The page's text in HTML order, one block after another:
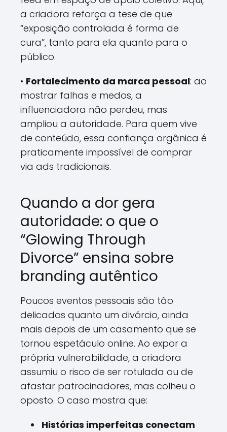
a criadora reforça a tese de que
“exposição controlada é forma de
cura”, tanto para ela quanto para o
público.
• Fortalecimento da marca pessoal: ao
mostrar falhas e medos, a
influenciadora não perdeu, mas
ampliou a autoridade. Para quem vive
de conteúdo, essa confiança orgânica é
praticamente impossível de comprar
via ads tradicionais.
Quando a dor gera
autoridade: o que o
“Glowing Through
Divorce” ensina sobre
branding autêntico
Poucos eventos pessoais são tão
delicados quanto um divórcio, ainda
mais depois de um casamento que se
tornou espetáculo online. Ao expor a
própria vulnerabilidade, a criadora
assumiu o risco de ser rotulada ou de
afastar patrocinadores, mas colheu o
oposto. O caso mostra que:
Histórias imperfeitas conectam